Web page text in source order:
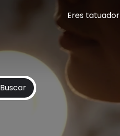
Eres tatuador
Buscar